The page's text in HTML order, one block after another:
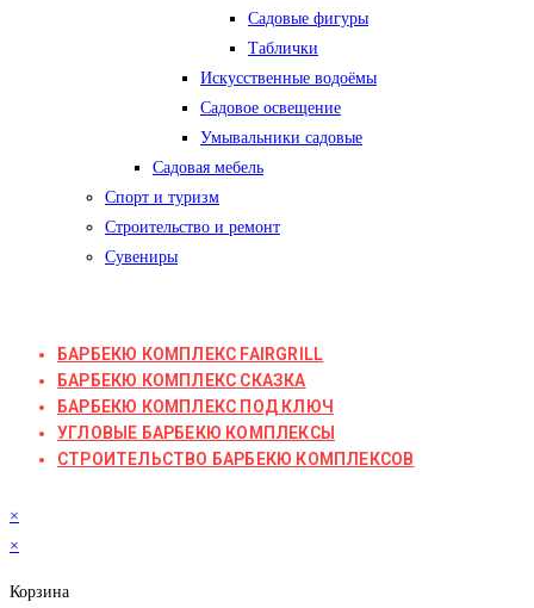
Садовые фигуры
Таблички
Искусственные водоёмы
Садовое освещение
Умывальники садовые
Садовая мебель
Спорт и туризм
Строительство и ремонт
Сувениры
БАРБЕКЮ КОМПЛЕКС FAIRGRILL
БАРБЕКЮ КОМПЛЕКС СКАЗКА
БАРБЕКЮ КОМПЛЕКС ПОД КЛЮЧ
УГЛОВЫЕ БАРБЕКЮ КОМПЛЕКСЫ
СТРОИТЕЛЬСТВО БАРБЕКЮ КОМПЛЕКСОВ
×
×
Корзина